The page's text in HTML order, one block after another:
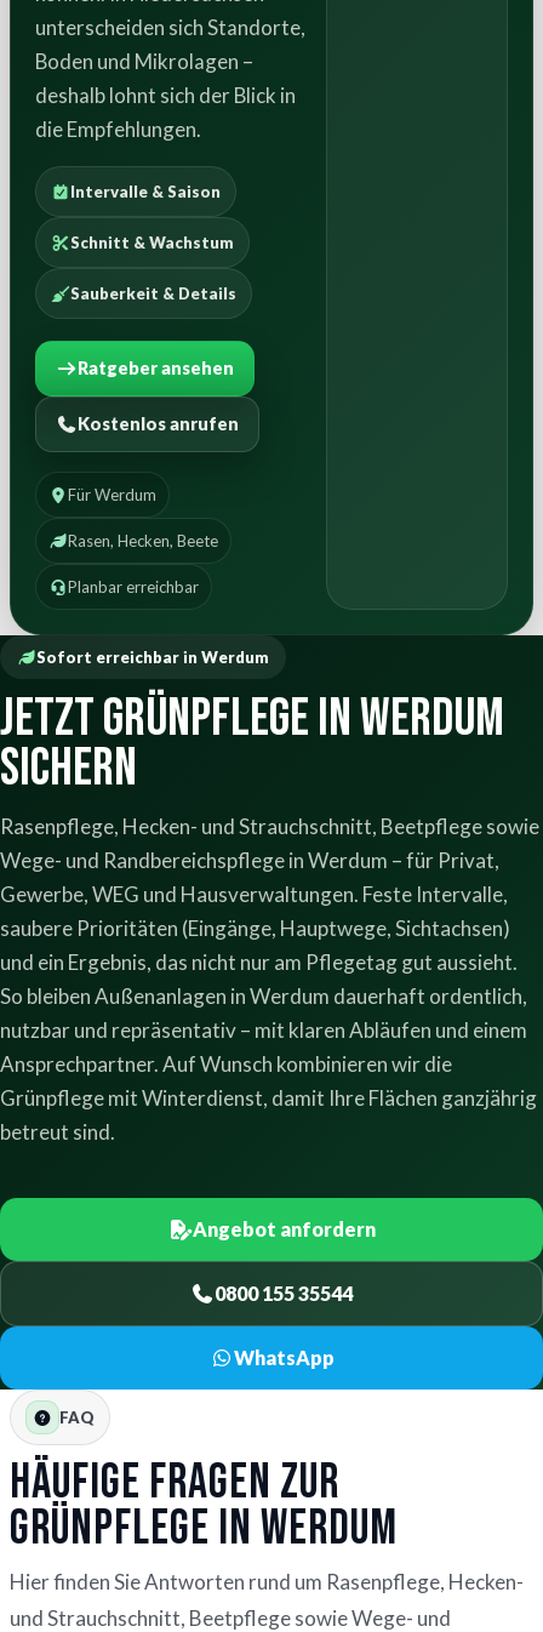
unterscheiden sich Standorte,
Boden und Mikrolagen –
deshalb lohnt sich der Blick in
die Empfehlungen.
Intervalle & Saison
Schnitt & Wachstum
Sauberkeit & Details
Ratgeber ansehen
Kostenlos anrufen
Für Werdum
Rasen, Hecken, Beete
Planbar erreichbar
Sofort erreichbar in Werdum
Jetzt Grünpflege in Werdum
sichern
Rasenpflege, Hecken- und Strauchschnitt, Beetpflege sowie
Wege- und Randbereichspflege in Werdum – für Privat,
Gewerbe, WEG und Hausverwaltungen. Feste Intervalle,
saubere Prioritäten (Eingänge, Hauptwege, Sichtachsen)
und ein Ergebnis, das nicht nur am Pflegetag gut aussieht.
So bleiben Außenanlagen in Werdum dauerhaft ordentlich,
nutzbar und repräsentativ – mit klaren Abläufen und einem
Ansprechpartner. Auf Wunsch kombinieren wir die
Grünpflege mit Winterdienst, damit Ihre Flächen ganzjährig
betreut sind.
Angebot anfordern
0800 155 35544
WhatsApp
FAQ
Häufige Fragen zur
Grünpflege in Werdum
Hier finden Sie Antworten rund um Rasenpflege, Hecken-
und Strauchschnitt, Beetpflege sowie Wege- und